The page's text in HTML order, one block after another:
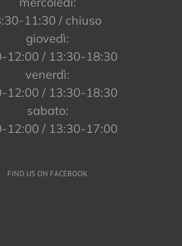
11:30 / chiuso
giovedì:
12:00 / 13:30-18:30
venerdì:
12:00 / 13:30-18:30
sabato:
12:00 / 13:30-17:00
FIND US ON FACEBOOK